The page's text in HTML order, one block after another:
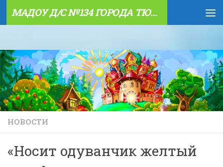
Skip to content МАДОУ Д/С №134 ГОРОДА ТЮМЕНИ
НОВОСТИ
«Носит одуванчик желтый